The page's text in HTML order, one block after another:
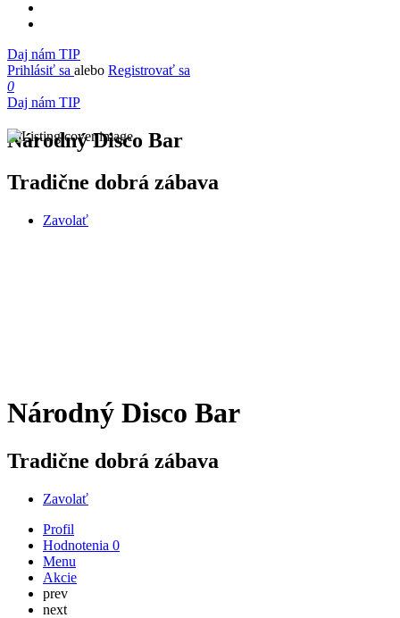
Daj nám TIP
Prihlásiť sa alebo Registrovať sa
0
Daj nám TIP
Národný Disco Bar
Tradične dobrá zábava
Zavolať
Národný Disco Bar
Tradične dobrá zábava
Zavolať
Profil
Hodnotenia 0
Menu
Akcie
prev
next